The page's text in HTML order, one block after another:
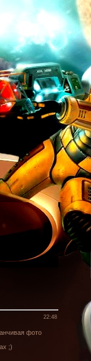
22:48
фото
;)